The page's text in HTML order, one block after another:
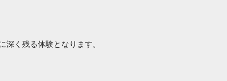
深く残る体験となります。